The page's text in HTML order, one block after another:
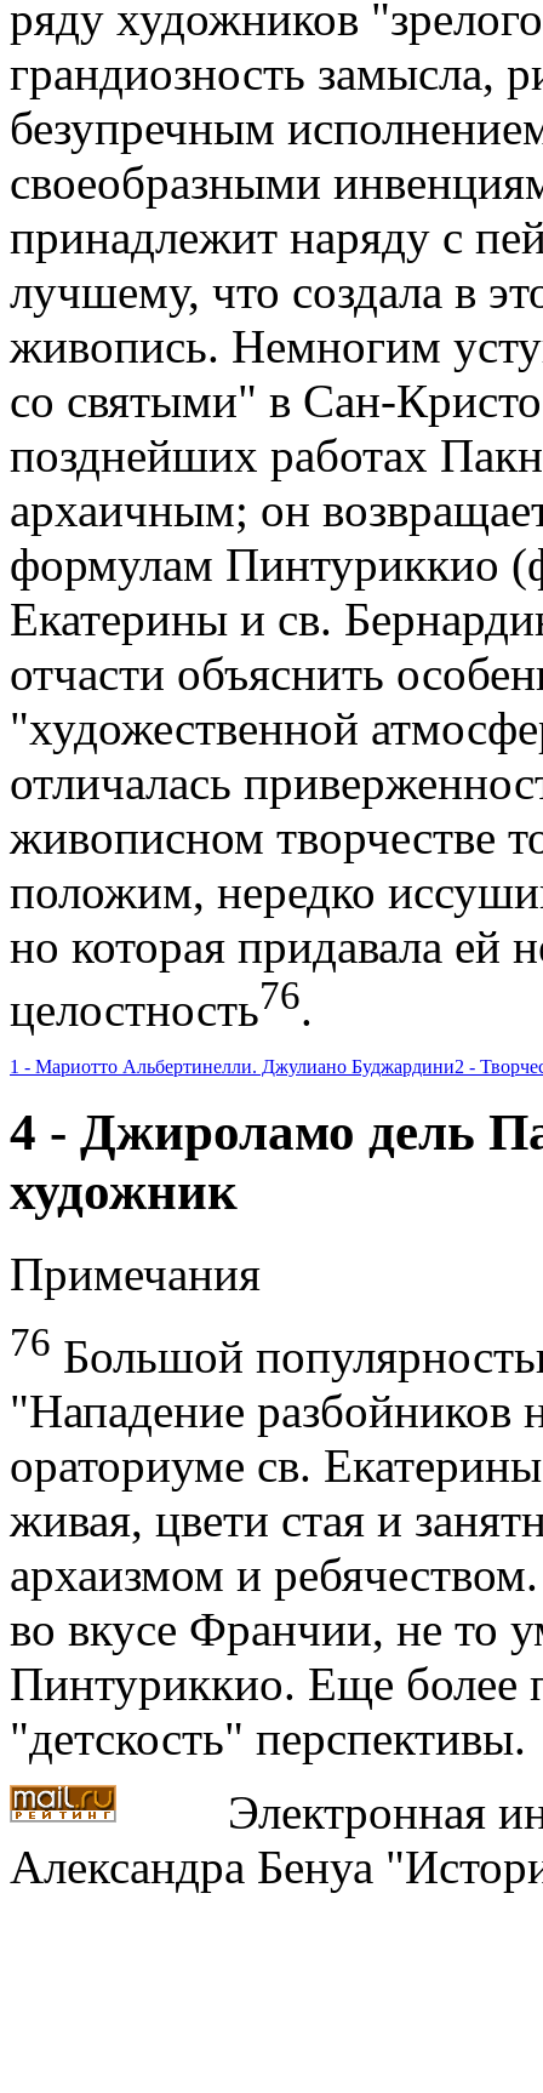
ряду художников
грандиозность замысла,
безупречным
своеобразными
принадлежит наряду с
лучшему, что создала в
живопись. Немногим
со святыми" в Сан-
позднейших работах
архаичным; он
формулам Пинтуриккио
Екатерины и св.
отчасти объяснить
"художественной
отличалась
живописном творчестве
положим, нередко
но которая придавала
целостность76.
1 - Мариотто Альбертинелли. Джулиано Буджардини2 -
4 - Джироламо дель
художник
Примечания
76 Большой
"Нападение разбойников
ораториуме св.
живая, цвети стая и
архаизмом и
во вкусе Франчии, не то
Пинтуриккио. Еще более
"детскость" перспективы.
Электронная
Александра Бенуа